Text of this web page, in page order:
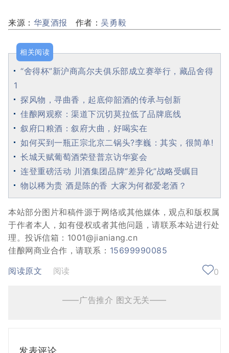
来源： 华夏酒报 作者：吴勇毅
相关阅读
“舍得杯”新沪商高尔夫俱乐部成立赛举行，藏品舍得
1
探风物，寻曲香，起底仰韶酒的传承与创新
佳酿网观察：渠道下沉切莫拉低了品牌底线
叙府口粮酒：叙府大曲，好喝实在
如何买到一瓶正宗北京二锅头?李巍：其实，很简单!
长城天赋葡萄酒荣登普京访华宴会
连登重磅活动 川酒集团品牌“差异化”战略受瞩目
物以稀为贵 酒是陈的香 大家为何都爱老酒？
本站部分图片和稿件源于网络或其他媒体，观点和版权属
于作者本人，如有侵权或者其他问题，请联系本站进行处
理。投诉信箱：1001@jianiang.cn
佳酿网商业合作，请联系： 15699990085
阅读原文
阅读 0
——广告推介 图文无关——